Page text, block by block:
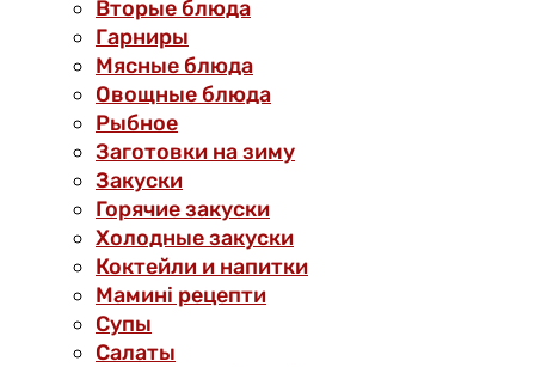
Вторые блюда
Гарниры
Мясные блюда
Овощные блюда
Рыбное
Заготовки на зиму
Закуски
Горячие закуски
Холодные закуски
Коктейли и напитки
Мамині рецепти
Супы
Салаты